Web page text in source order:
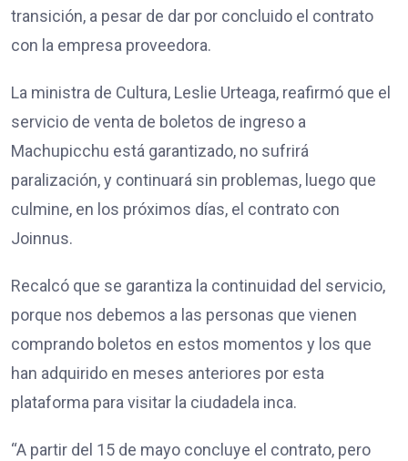
transición, a pesar de dar por concluido el contrato
con la empresa proveedora.
La ministra de Cultura, Leslie Urteaga, reafirmó que el
servicio de venta de boletos de ingreso a
Machupicchu está garantizado, no sufrirá
paralización, y continuará sin problemas, luego que
culmine, en los próximos días, el contrato con
Joinnus.
Recalcó que se garantiza la continuidad del servicio,
porque nos debemos a las personas que vienen
comprando boletos en estos momentos y los que
han adquirido en meses anteriores por esta
plataforma para visitar la ciudadela inca.
“A partir del 15 de mayo concluye el contrato, pero